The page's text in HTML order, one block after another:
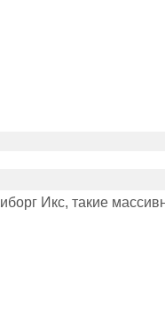
Икс, такие